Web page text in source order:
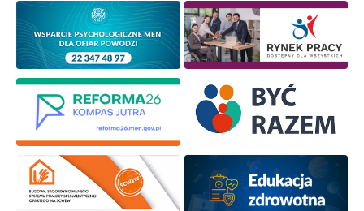
informacjami
o szkoleniach i programach.
Adres e-mail:
Wyrażam zgodę na przetwarzanie moich danych
osobowych przez ORE w celach marketingowych.
Zapisuję się